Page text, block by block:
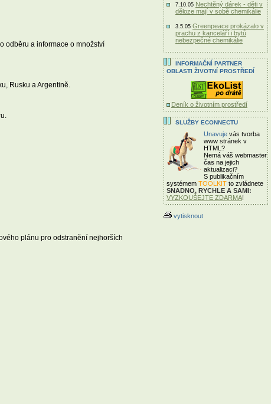
odběru a informace o množství
Rusku a Argentině.
plánu pro odstranění nejhorších
7.10.05 Nechtěný dárek - děti v
děloze mají v sobě chemikálie
3.5.05 Greenpeace prokázalo v
prachu z kanceláří i bytů
nebezpečné chemikálie
INFORMAČNÍ PARTNER
OBLASTI ŽIVOTNÍ PROSTŘEDÍ
Deník o životním prostředí
SLUŽBY ECONNECTU
Unavuje vás tvorba
www stránek v
HTML?
Nemá váš webmaster
čas na jejich
aktualizaci?
S publikačním
systémem TOOLKIT to zvládnete
SNADNO, RYCHLE A SAMI:
VYZKOUŠEJTE ZDARMA!
vytisknout